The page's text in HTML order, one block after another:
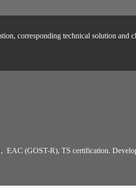
corresponding technical solution and
(GOST-R), TS certification.